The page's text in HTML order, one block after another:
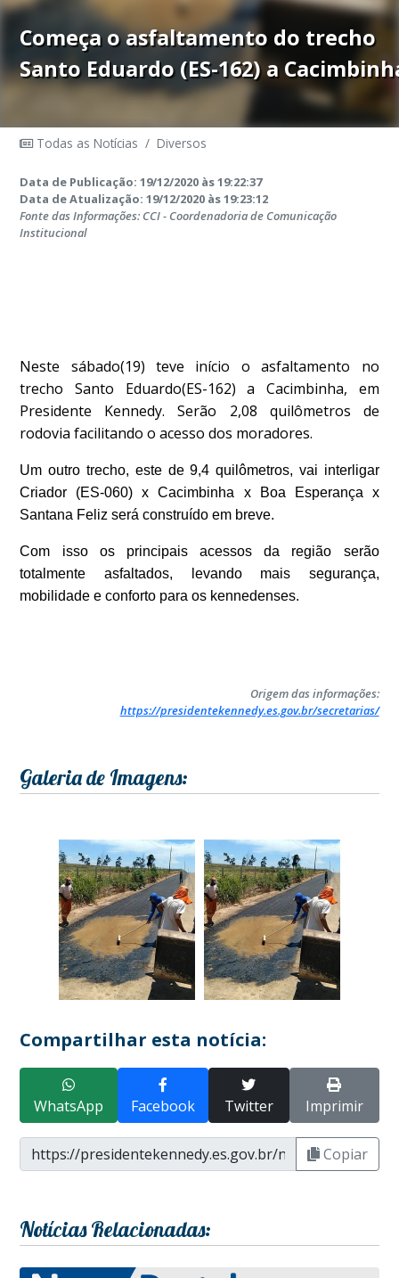
Começa o asfaltamento do trecho
Santo Eduardo (ES-162) a
Todas as Notícias / Diversos
Data de Publicação: 19/12/2020 às 19:22:37
Data de Atualização: 19/12/2020 às 19:23:12
Fonte das Informações: CCI - Coordenadoria de Comunicação
Institucional
Neste sábado(19) teve início o asfaltamento no
trecho Santo Eduardo(ES-162) a Cacimbinha, em
Presidente Kennedy. Serão 2,08 quilômetros de
rodovia facilitando o acesso dos moradores.
Um outro trecho, este de 9,4 quilômetros, vai interligar
Criador (ES-060) x Cacimbinha x Boa Esperança x
Santana Feliz será construído em breve.
Com isso os principais acessos da região serão
totalmente asfaltados, levando mais segurança,
mobilidade e conforto para os kennedenses.
Origem das informações:
https://presidentekennedy.es.gov.br/secretarias/
Galeria de Imagens:
Compartilhar esta notícia:
WhatsApp Facebook Twitter Imprimir
Copiar
Notícias Relacionadas: